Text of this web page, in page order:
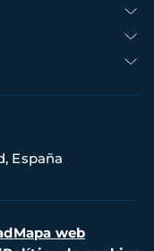
España
Mapa web